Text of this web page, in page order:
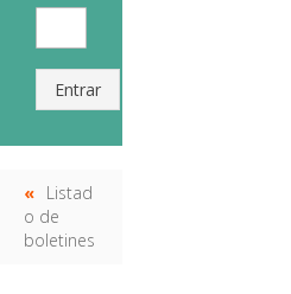
Entrar
Listad
o de
boletines